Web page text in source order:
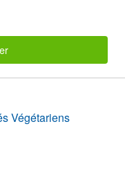
Végétariens